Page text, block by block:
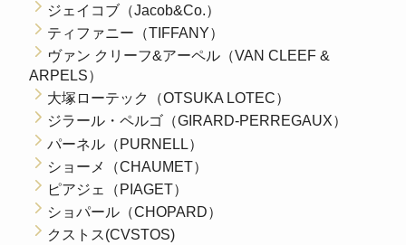
ジェイコブ（Jacob&Co.）
ティファニー（TIFFANY）
ヴァン クリーフ&アーペル（VAN CLEEF &
ARPELS）
大塚ローテック（OTSUKA LOTEC）
ジラール・ペルゴ（GIRARD-PERREGAUX）
パーネル（PURNELL）
ショーメ（CHAUMET）
ピアジェ（PIAGET）
ショパール（CHOPARD）
クストス(CVSTOS)